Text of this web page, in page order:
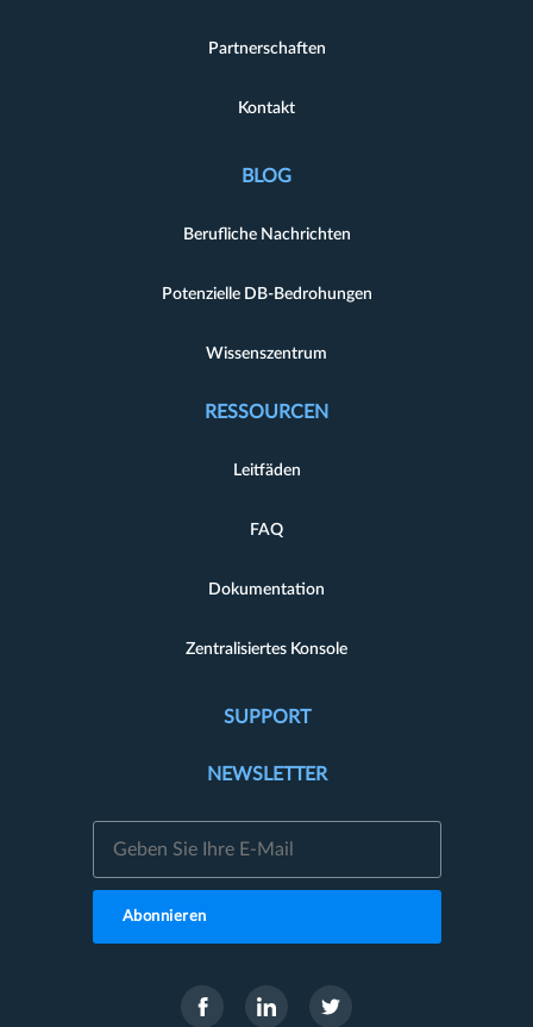
Partnerschaften
Kontakt
BLOG
Berufliche Nachrichten
Potenzielle DB-Bedrohungen
Wissenszentrum
RESSOURCEN
Leitfäden
FAQ
Dokumentation
Zentralisiertes Konsole
SUPPORT
NEWSLETTER
Abonnieren